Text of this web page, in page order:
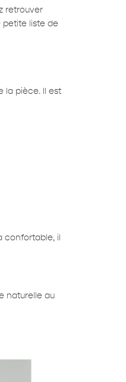
retrouver
petite liste de
la pièce. Il est
confortable, il
naturelle au